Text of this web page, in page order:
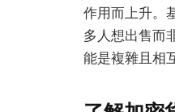
作用而上升。
多人想出售而
能是複雜且相